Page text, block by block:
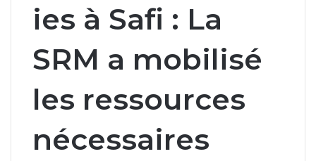
ies à Safi : La
SRM a mobilisé
les ressources
nécessaires